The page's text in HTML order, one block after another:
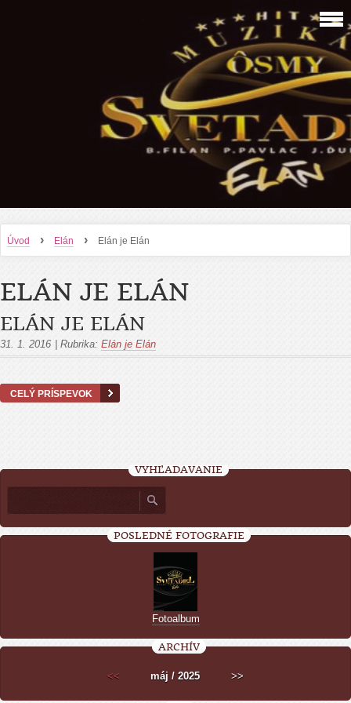
Úvod › Elán › Elán je Elán
ELÁN JE ELÁN
ELÁN JE ELÁN
31. 1. 2016 Rubrika: Elán je Elán
CELÝ PRÍSPEVOK
VYHĽADÁVANIE
POSLEDNÉ FOTOGRAFIE
Fotoalbum
ARCHÍV
<< máj / 2025 >>